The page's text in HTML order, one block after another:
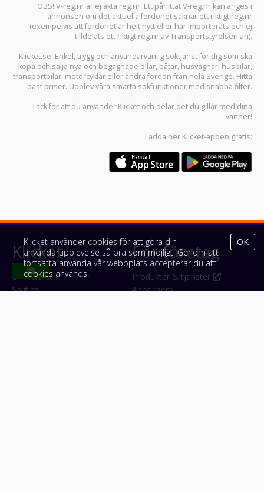
OBS! V-reg.nr är ej äkta reg.nr. Ett påhittat V-reg.nr kan anges i
annonsen om det aktuella fordonet saknar ett riktigt reg.nr
(exempelvis att fordonet är helt nytt eller har importerats och ej
tilldelats ett riktigt reg.nr av Transportstyrelsen än).
Klicket.se: Enkel, trygg och användarvänlig söktjänst för dig som ska
köpa och sälja nya och begagnade bilar, båtar, husvagnar, husbilar,
transportbilar, motorcyklar eller andra fordon från hela Sverige. Hitta
bäst priser. Upplev våra smarta sökfunktioner med snabba filter.
Tack för att du använder Klicket och delar det du gillar med dina
vänner!
Ladda ner Klicket-appen gratis:
Klicket
Om Klicket
Säljtips
För företag
Produkter & tjänster
Annonsera
Klicket använder cookies för att göra din
användarupplevelse så bra som möjligt. Genom att
fortsätta använda vår webbplats accepterar du att
cookies används.
OK